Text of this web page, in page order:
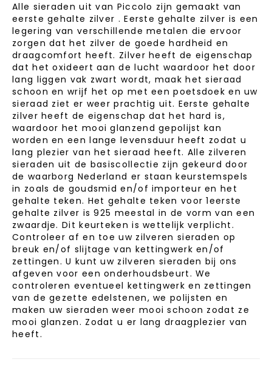
Alle sieraden uit van Piccolo zijn gemaakt van
eerste gehalte zilver . Eerste gehalte zilver is een
legering van verschillende metalen die ervoor
zorgen dat het zilver de goede hardheid en
draagcomfort heeft. Zilver heeft de eigenschap
dat het oxideert aan de lucht waardoor het door
lang liggen vak zwart wordt, maak het sieraad
schoon en wrijf het op met een poetsdoek en uw
sieraad ziet er weer prachtig uit. Eerste gehalte
zilver heeft de eigenschap dat het hard is,
waardoor het mooi glanzend gepolijst kan
worden en een lange levensduur heeft zodat u
lang plezier van het sieraad heeft. Alle zilveren
sieraden uit de basiscollectie zijn gekeurd door
de waarborg Nederland er staan keurstemspels
in zoals de goudsmid en/of importeur en het
gehalte teken. Het gehalte teken voor 1eerste
gehalte zilver is 925 meestal in de vorm van een
zwaardje. Dit keurteken is wettelijk verplicht.
Controleer af en toe uw zilveren sieraden op
breuk en/of slijtage van kettingwerk en/of
zettingen. U kunt uw zilveren sieraden bij ons
afgeven voor een onderhoudsbeurt. We
controleren eventueel kettingwerk en zettingen
van de gezette edelstenen, we polijsten en
maken uw sieraden weer mooi schoon zodat ze
mooi glanzen. Zodat u er lang draagplezier van
heeft.